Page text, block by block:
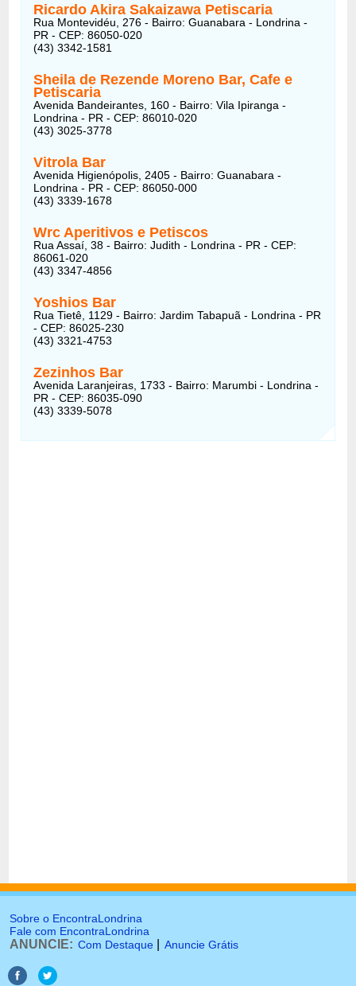
Ricardo Akira Sakaizawa Petiscaria
Rua Montevidéu, 276 - Bairro: Guanabara - Londrina -
PR - CEP: 86050-020
(43) 3342-1581
Sheila de Rezende Moreno Bar, Cafe e
Petiscaria
Avenida Bandeirantes, 160 - Bairro: Vila Ipiranga -
Londrina - PR - CEP: 86010-020
(43) 3025-3778
Vitrola Bar
Avenida Higienópolis, 2405 - Bairro: Guanabara -
Londrina - PR - CEP: 86050-000
(43) 3339-1678
Wrc Aperitivos e Petiscos
Rua Assaí, 38 - Bairro: Judith - Londrina - PR - CEP:
86061-020
(43) 3347-4856
Yoshios Bar
Rua Tietê, 1129 - Bairro: Jardim Tabapuã - Londrina - PR
- CEP: 86025-230
(43) 3321-4753
Zezinhos Bar
Avenida Laranjeiras, 1733 - Bairro: Marumbi - Londrina -
PR - CEP: 86035-090
(43) 3339-5078
Sobre o EncontraLondrina
Fale com EncontraLondrina
ANUNCIE: Com Destaque Anuncie Grátis